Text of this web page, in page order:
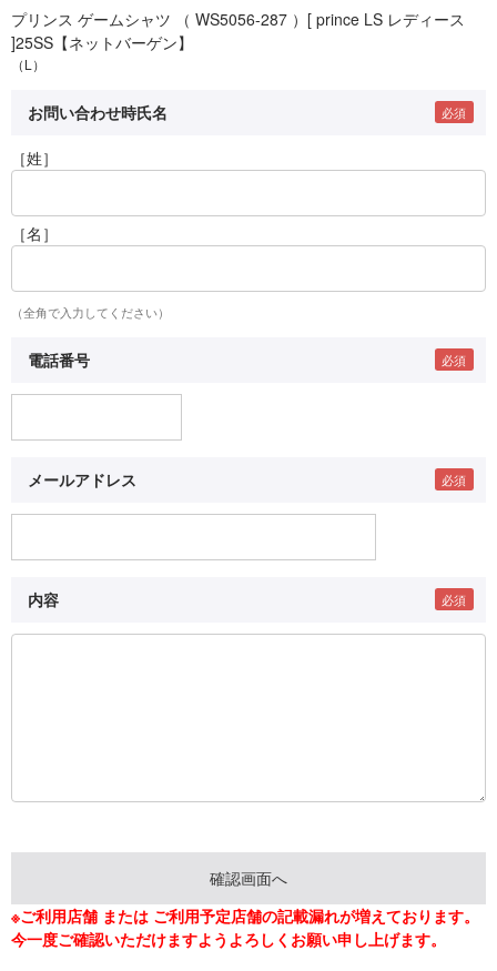
プリンス ゲームシャツ （ WS5056-287 ）[ prince LS レディース
]25SS【ネットバーゲン】
（L）
お問い合わせ時氏名
［姓］
［名］
（全角で入力してください）
電話番号
メールアドレス
内容
※ご利用店舗 または ご利用予定店舗の記載漏れが増えております。
今一度ご確認いただけますようよろしくお願い申し上げます。